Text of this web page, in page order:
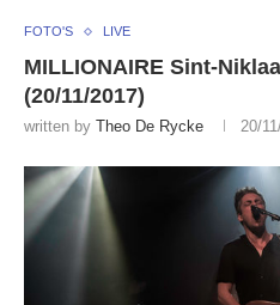
FOTO'S LIVE
MILLIONAIRE Sint-
(20/11/2017)
written by Theo De Rycke 20/